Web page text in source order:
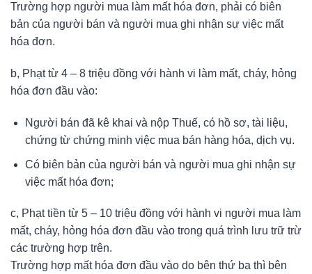
Trường hợp người mua làm mất hóa đơn, phải có biên
bản của người bán và người mua ghi nhận sự việc mất
hóa đơn.
b, Phạt từ 4 – 8 triệu đồng với hành vi làm mất, cháy, hỏng
hóa đơn đầu vào:
Người bán đã kê khai và nộp Thuế, có hồ sơ, tài liệu,
chứng từ chứng minh việc mua bán hàng hóa, dịch vụ.
Có biên bản của người bán và người mua ghi nhận sự
việc mất hóa đơn;
c, Phạt tiền từ 5 – 10 triệu đồng với hành vi người mua làm
mất, cháy, hỏng hóa đơn đầu vào trong quá trình lưu trữ trừ
các trường hợp trên.
Trường hợp mất hóa đơn đầu vào do bên thứ ba thì bên